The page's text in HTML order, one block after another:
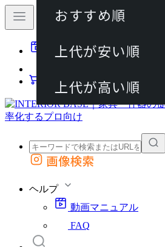
動画マニュアル
カート
外部サイトの商品をカートに追加
画像検索
ヘルプ
動画マニュアル
FAQ
おすすめ順
上代が安い順
上代が高い順